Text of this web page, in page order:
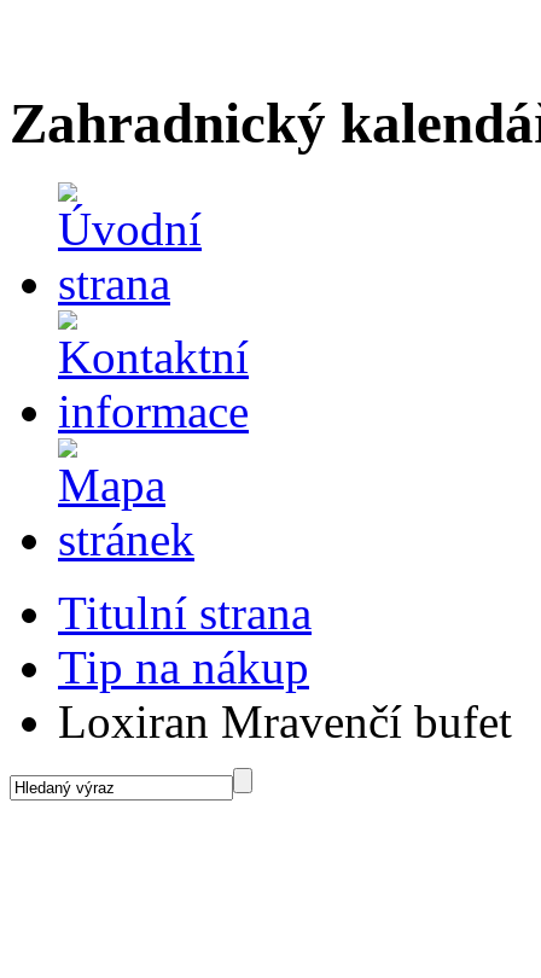
Zahradnický
Titulní strana
Tip na nákup
Loxiran Mravenčí bufet